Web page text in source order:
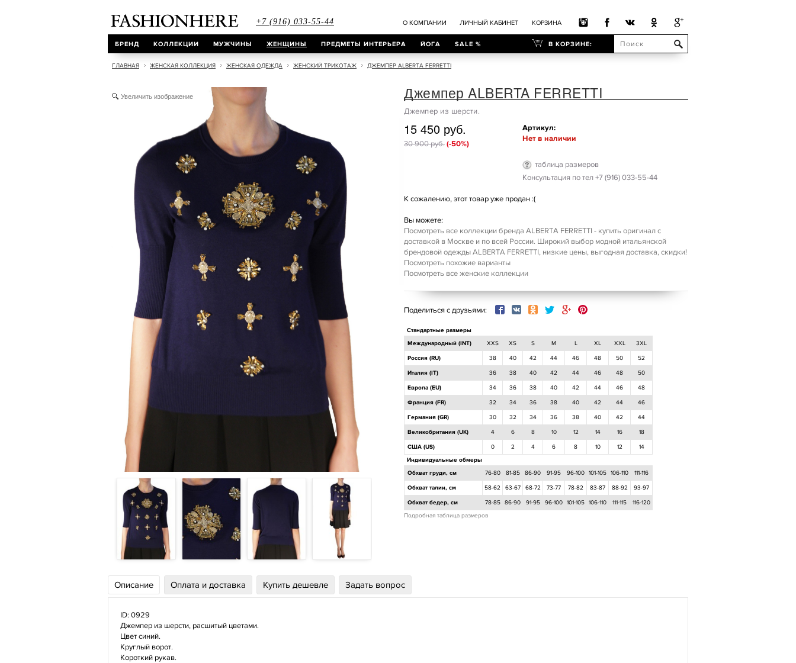
+7 (916) 033-55-44 О КОМПАНИИ ЛИЧНЫЙ КАБИНЕТ КОРЗИНА
В КОРЗИНЕ:
БРЕНД КОЛЛЕКЦИИ МУЖЧИНЫ ЖЕНЩИНЫ ПРЕДМЕТЫ ИНТЕРЬЕРА ЙОГА SALE %
ГЛАВНАЯ ЖЕНСКАЯ КОЛЛЕКЦИЯ ЖЕНСКАЯ ОДЕЖДА ЖЕНСКИЙ ТРИКОТАЖ ДЖЕМПЕР ALBERTA FERRETTI
Увеличить изображение Джемпер ALBERTA FERRETTI
Джемпер из шерсти.
15 450 руб.
30 900 руб. (-50%)
Артикул:
Нет в наличии
таблица размеров
Консультация по тел +7 (916) 033-55-44
К сожалению, этот товар уже продан :(
Вы можете:
Посмотреть все коллекции бренда ALBERTA FERRETTI - купить оригинал с
доставкой в Москве и по всей России. Широкий выбор модной итальянской
брендовой одежды ALBERTA FERRETTI, низкие цены, выгодная доставка, скидки!
Посмотреть похожие варианты
Посмотреть все женские коллекции
Поделиться с друзьями:
Стандартные размеры
Международный (INT)
XXS XS S M L XL XXL 3XL
Россия (RU) 38 40 42 44 46 48 50 52
Италия (IT) 36 38 40 42 44 46 48 50
Европа (EU) 34 36 38 40 42 44 46 48
Франция (FR) 32 34 36 38 40 42 44 46
Германия (GR) 30 32 34 36 38 40 42 44
Великобритания (UK) 4 6 8 10 12 14 16 18
США (US) 0 2 4 6 8 10 12 14
Индивидуальные обмеры
Обхват груди, см
76-80 81-85 86-90 91-95 96-100 101-105 106-110 111-116
Обхват талии, см 58-62 63-67 68-72 73-77 78-82 83-87 88-92 93-97
Обхват бедер, см 78-85 86-90 91-95 96-100 101-105 106-110 111-115
116-120
Подробная таблица размеров
Описание Оплата и доставка Купить дешевле Задать вопрос
ID: 0929
Джемпер из шерсти, расшитый цветами.
Цвет синий.
Круглый ворот.
Короткий рукав.